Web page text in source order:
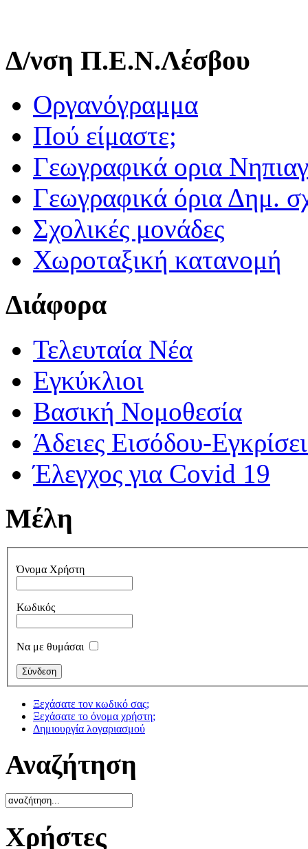
Δ/νση Π.Ε.Ν.Λέσβου
Οργανόγραμμα
Πού είμαστε;
Γεωγραφικά ορια
Γεωγραφικά όρια Δημ.
Σχολικές μονάδες
Χωροταξική κατανομή
Διάφορα
Τελευταία Νέα
Εγκύκλιοι
Βασική Νομοθεσία
Άδειες Εισόδου-
Έλεγχος για Covid 19
Μέλη
Όνομα Χρήστη
Κωδικός
Να με θυμάσαι
Ξεχάσατε τον κωδικό σας;
Ξεχάσατε το όνομα χρήστη;
Δημιουργία λογαριασμού
Αναζήτηση
Χρήστες